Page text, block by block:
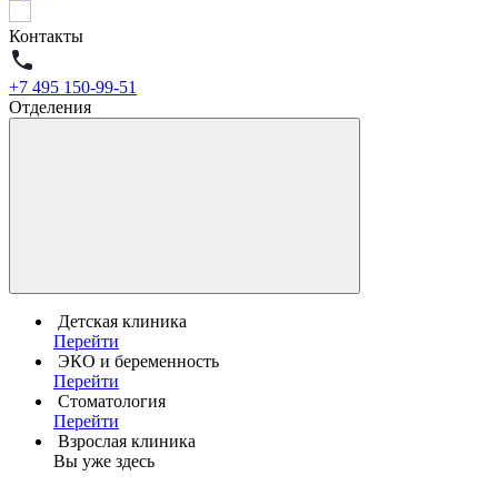
Контакты
+7 495 150-99-51
Отделения
Детская клиника
Перейти
ЭКО и беременность
Перейти
Стоматология
Перейти
Взрослая клиника
Вы уже здесь